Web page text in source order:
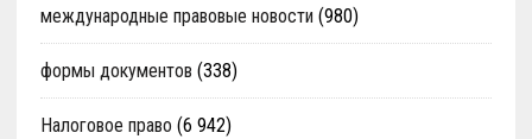
международные правовые новости (980)
формы документов (338)
Налоговое право (6 942)